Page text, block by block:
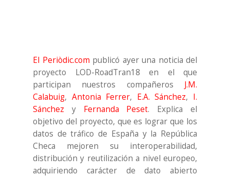
El Periòdic.com publicó ayer una noticia del
proyecto LOD-RoadTran18 en el que
participan nuestros compañeros J.M.
Calabuig, Antonia Ferrer, E.A. Sánchez, I.
Sánchez y Fernanda Peset. Explica el
objetivo del proyecto, que es lograr que los
datos de tráfico de España y la República
Checa mejoren su interoperabilidad,
distribución y reutilización a nivel europeo,
adquiriendo carácter de dato abierto